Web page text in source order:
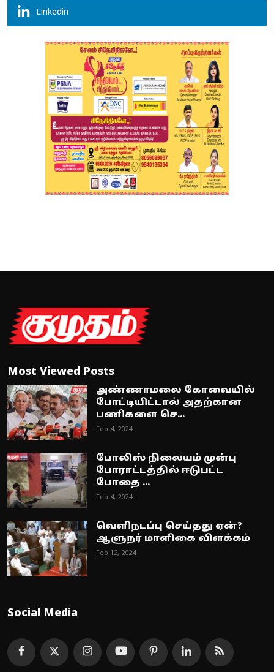
Linkedin
Most Viewed Posts
அண்ணாமலை கோவையில்
போட்டியிட்டால் அதற்கான
பணிகளை செ...
Feb 4, 2024
போலிஸ் நிலையம் முன்பு
போராட்டத்தில் ஈடுபட்ட
போதை ...
Feb 4, 2024
வெளிநடப்பு செய்தது ஏன்?
ஆளுநர் மாளிகை விளக்கம்
Feb 12, 2024
Social Media